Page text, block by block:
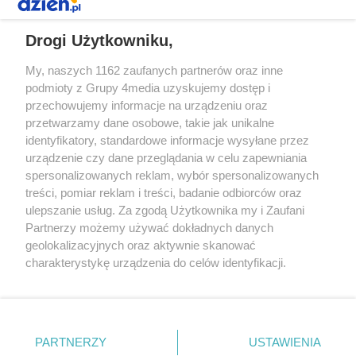
Redakcja Reklama Prywatność
Praca Łódź
the:protocol
Facebook.com
Youtube.com
Drogi Użytkowniku,
My, naszych 1162 zaufanych partnerów oraz inne
podmioty z Grupy 4media uzyskujemy dostęp i
przechowujemy informacje na urządzeniu oraz
przetwarzamy dane osobowe, takie jak unikalne
identyfikatory, standardowe informacje wysyłane przez
urządzenie czy dane przeglądania w celu zapewniania
spersonalizowanych reklam, wybór spersonalizowanych
treści, pomiar reklam i treści, badanie odbiorców oraz
ulepszanie usług. Za zgodą Użytkownika my i Zaufani
Partnerzy możemy używać dokładnych danych
geolokalizacyjnych oraz aktywnie skanować
charakterystykę urządzenia do celów identyfikacji.
zmienić/wycofać klikając przycisk ustawień prywatności
znajdujący się w lewym dolnym rogu strony
. Niektóre
PARTNERZY USTAWIENIA